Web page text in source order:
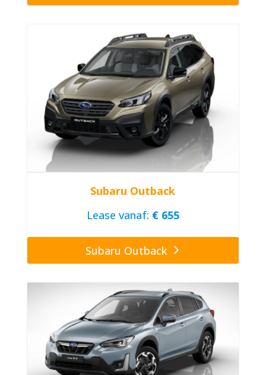
Subaru Outback
Lease vanaf: € 655
Subaru Outback